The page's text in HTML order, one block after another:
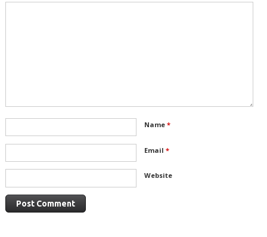
Name *
Email *
Website